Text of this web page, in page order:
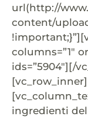
url(http://
content/
columns=”1″
ids=”5904″][/
ingredienti